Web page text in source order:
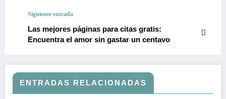
Siguiente entrada
Las mejores páginas para citas gratis:
Encuentra el amor sin gastar un centavo
ENTRADAS RELACIONADAS